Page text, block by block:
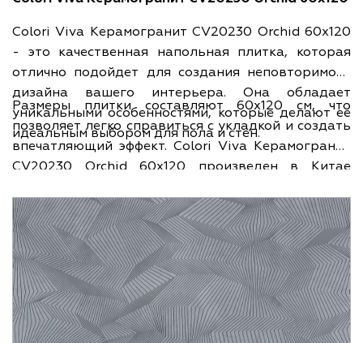
Colori Viva Керамогранит CV20230 Orchid 60х120
- это качественная напольная плитка, которая
отлично подойдет для создания неповторимого
дизайна вашего интерьера. Она обладает
уникальными особенностями, которые делают ее
идеальным выбором для пола и стен.
Размеры плитки составляют 60х120 см, что
позволяет легко справиться с укладкой и создать
впечатляющий эффект. Colori Viva Керамогранит
CV20230 Orchid 60х120 произведен в Китае
надежностью. Эта модель входит в коллекцию
Karim Rashid, которая предлагает уникальные
дизайны и инновационные решения для вашего
интерьера.